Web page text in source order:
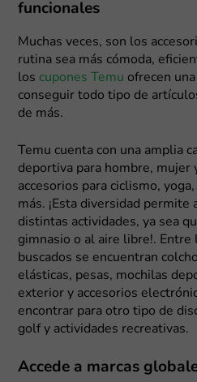
funcionales
Muchas veces, son los
rutina sea más cómoda,
los cupones Temu ofrecen
conseguir todo tipo de
de más.
Temu cuenta con una amplia
deportiva para hombre, mujer
accesorios para ciclismo,
más. ¡Esta diversidad permite
distintas actividades, ya sea
gimnasio o al aire libre!. Entre
buscados se encuentran
elásticas, pesas, mochilas
exterior y accesorios
encontrar para otro tipo de
golf y actividades recreativas.
Accede a marcas